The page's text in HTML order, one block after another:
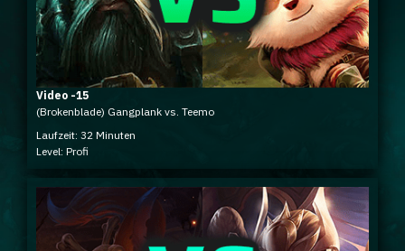
Video -15
(Brokenblade) Gangplank vs. Teemo
Laufzeit: 32 Minuten
Level: Profi